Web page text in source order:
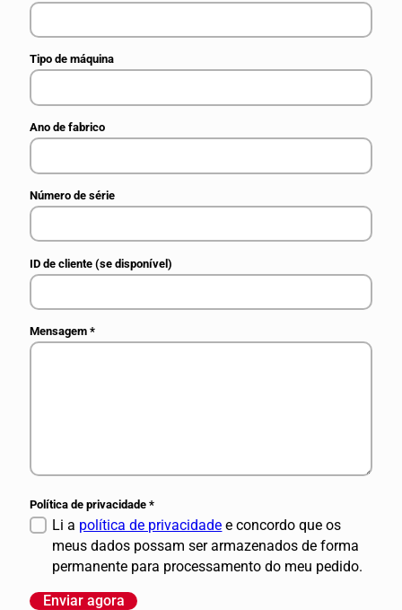
Tipo de máquina
Ano de fabrico
Número de série
ID de cliente (se disponível)
Mensagem*
Política de privacidade*
Li a política de privacidade e concordo que os
meus dados possam ser armazenados de forma
permanente para processamento do meu pedido.
Enviar agora